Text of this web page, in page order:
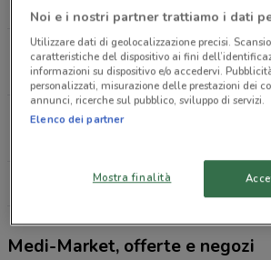
Via Aristide Merloni, 141 Roma
13.7 km
APERTO
Via Laurentina, 865 Roma
Tutti i
Medi-Market, offerte e negozi
Noi e i nostri partner trattiamo i dati
Utilizzare dati di geolocalizzazione precisi.
caratteristiche del dispositivo ai fini
informazioni su dispositivo e/o accedervi.
personalizzati, misurazione delle prestazioni dei
annunci, ricerche sul pubblico, sviluppo di servizi.
Elenco dei partner
Mostra finalità